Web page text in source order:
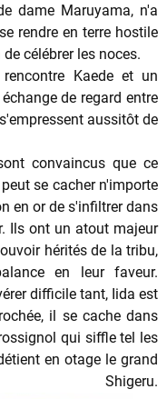
dame Maruyama, n'a
rendre en terre hostile
célébrer les noces.
Kaede et un
de regard entre
aussitôt de
convaincus que ce
se cacher n'importe
en or de s'infiltrer dans
Ils ont un atout majeur
hérités de la tribu,
en leur faveur.
difficile tant, Iida est
il se cache dans
qui siffle tel les
en otage le grand